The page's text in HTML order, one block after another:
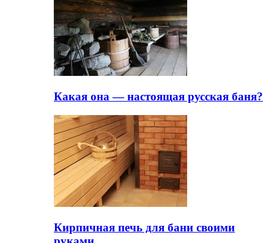
Какая она — настоящая русская баня?
Кирпичная печь для бани своими